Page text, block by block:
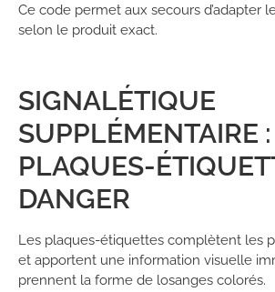
Ce code permet aux secours d’adapter
selon le produit exact.
SIGNALÉTIQUE
SUPPLÉMENTAIRE
PLAQUES-
DANGER
Les plaques-étiquettes complètent les
et apportent une information visuelle
prennent la forme de losanges colorés.